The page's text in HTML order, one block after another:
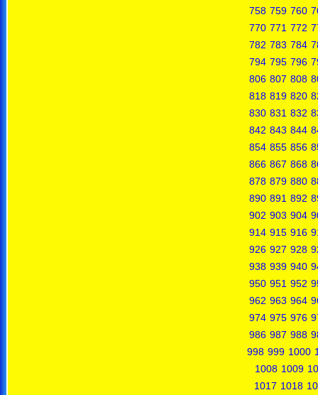
758 759 760
770 771 772
782 783 784
794 795 796
806 807 808
818 819 820
830 831 832
842 843 844
854 855 856
866 867 868
878 879 880
890 891 892
902 903 904
914 915 916
926 927 928
938 939 940
950 951 952
962 963 964
974 975 976
986 987 988
998 999 1000
1008 1009
1017 1018